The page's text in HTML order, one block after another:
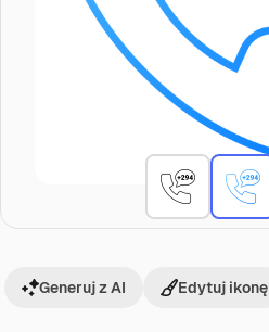
Generuj z AI Edytuj ikonę